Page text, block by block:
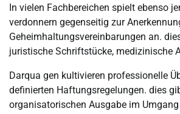
In vielen Fachbereichen spielt ebenso
verdonnern gegenseitig zur
Geheimhaltungsvereinbarungen an.
juristische Schriftstücke, medizinische
Darqua gen kultivieren professionelle
definierten Haftungsregelungen. dies
organisatorischen Ausgabe im